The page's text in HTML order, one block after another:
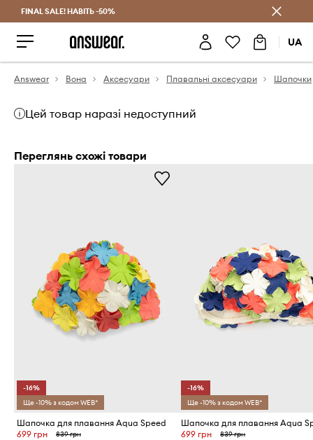
Заощаджуй з Answear Club
FINAL SALE! НАВІТЬ -50%
UA
Answear Вона Аксесуари Плавальні аксесуари Шапочки
Цей товар наразі недоступний
Переглянь схожі товари
-16%
Ще -10% з кодом WEB*
Шапочка для плавання Aqua Speed
699 грн
839 грн
-16%
Ще -10% з кодом WEB*
Шапочка для плавання Aqua
699 грн
839 грн